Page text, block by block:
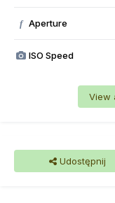
f Aperture
ISO Speed
View
Udostępnij